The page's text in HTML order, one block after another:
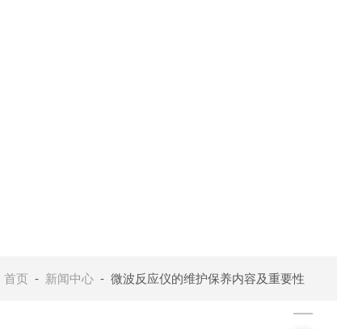
首页 - 新闻中心- 微波反应仪的维护保养内容及重要性